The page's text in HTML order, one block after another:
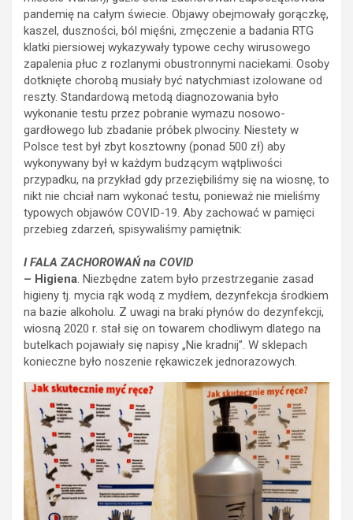
pandemię na całym świecie. Objawy obejmowały gorączkę,
kaszel, duszności, ból mięśni, zmęczenie a badania RTG
klatki piersiowej wykazywały typowe cechy wirusowego
zapalenia płuc z rozlanymi obustronnymi naciekami. Osoby
dotknięte chorobą musiały być natychmiast izolowane od
reszty. Standardową metodą diagnozowania było
wykonanie testu przez pobranie wymazu nosowo-
gardłowego lub zbadanie próbek plwociny. Niestety w
Polsce test był zbyt kosztowny (ponad 500 zł) aby
wykonywany był w każdym budzącym wątpliwości
przypadku, na przykład gdy przeziębiliśmy się na wiosnę, to
nikt nie chciał nam wykonać testu, ponieważ nie mieliśmy
typowych objawów COVID-19. Aby zachować w pamięci
przebieg zdarzeń, spisywaliśmy pamiętnik:
I FALA ZACHOROWAŃ na COVID
– Higiena. Niezbędne zatem było przestrzeganie zasad
higieny tj. mycia rąk wodą z mydłem, dezynfekcja środkiem
na bazie alkoholu. Z uwagi na braki płynów do dezynfekcji,
wiosną 2020 r. stał się on towarem chodliwym dlatego na
butelkach pojawiały się napisy „Nie kradnij”. W sklepach
konieczne było noszenie rękawiczek jednorazowych.